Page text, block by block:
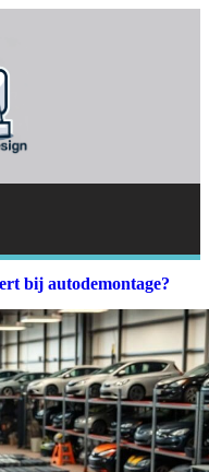
bij autodemontage?